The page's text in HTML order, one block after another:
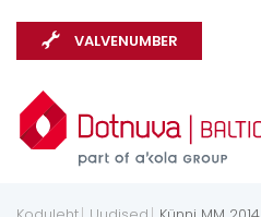
VALVENUMBER